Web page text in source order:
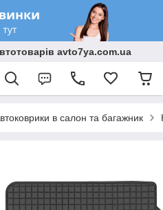
avto7ya.com.ua
в салон та багажник